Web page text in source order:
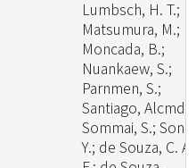
Lumbsch, H. T.;
Matsumura, M.;
Moncada, B.;
Nuankaew, S.;
Parnmen, S.;
Santiago, Alcmd;
Sommai, S.; Song,
Y.; de Souza, C. A.